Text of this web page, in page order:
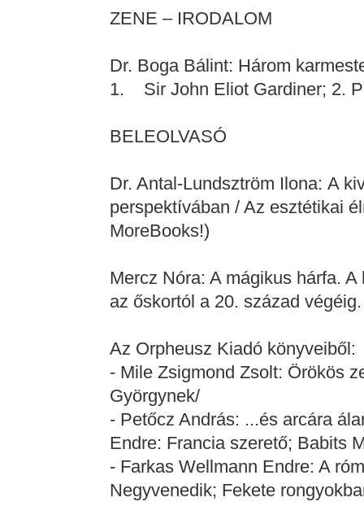
ZENE – IRODALOM
Dr. Boga Bálint: Három
1. Sir John Eliot Gardiner; 2.
BELEOLVASÓ
Dr. Antal-Lundsztröm Ilona: A
perspektívában / Az esztétikai
MoreBooks!)
Mercz Nóra: A mágikus hárfa.
az őskortól a 20. század
Az Orpheusz Kiadó könyveiből:
- Mile Zsigmond Zsolt: Örökös
Györgynek/
- Petőcz András: ...és arcára
Endre: Francia szerető; Babits
- Farkas Wellmann Endre: A
Negyvenedik; Fekete